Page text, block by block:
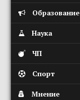
Образование
Наука
ЧП
Спорт
Мнение